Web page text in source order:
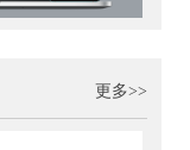
更多>>